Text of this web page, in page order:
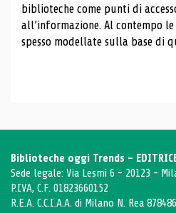
biblioteche come punti di
all’informazione. Al contempo
spesso modellate sulla base di
Biblioteche oggi Trends -
Sede legale: Via Lesmi 6 - 20123 -
P.IVA, C.F. 01823660152
R.E.A. C.C.I.A.A. di Milano N. Rea 878486